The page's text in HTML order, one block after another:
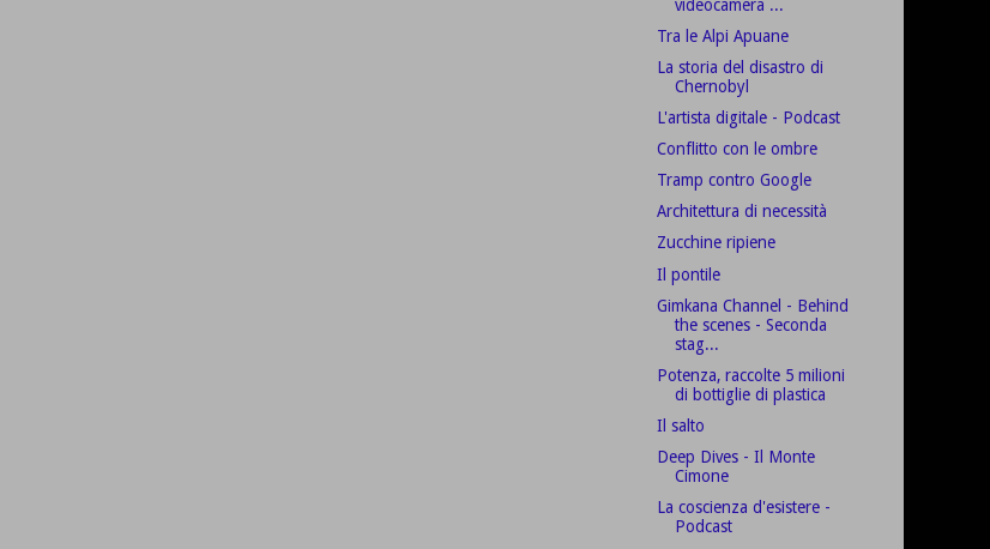
videocamera ...
Tra le Alpi Apuane
La storia del disastro di
Chernobyl
L'artista digitale - Podcast
Conflitto con le ombre
Tramp contro Google
Architettura di necessità
Zucchine ripiene
Il pontile
Gimkana Channel - Behind
the scenes - Seconda
stag...
Potenza, raccolte 5 milioni
di bottiglie di plastica
Il salto
Deep Dives - Il Monte
Cimone
La coscienza d'esistere -
Podcast